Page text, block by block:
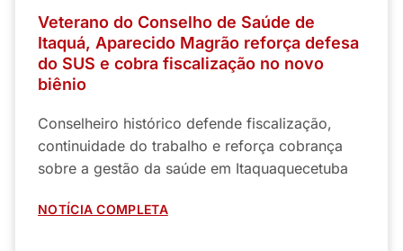
Veterano do Conselho de Saúde de
Itaquá, Aparecido Magrão reforça defesa
do SUS e cobra fiscalização no novo
biênio
Conselheiro histórico defende fiscalização,
continuidade do trabalho e reforça cobrança
sobre a gestão da saúde em Itaquaquecetuba
NOTÍCIA COMPLETA